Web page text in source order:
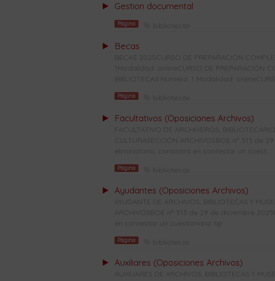
Gestion documental
Página bibliotecas
Becas
BECAS 2025CURSO DE PREPARACIÓN
1Modalidad: onlineCURSO DE PREPARACIÓN
BIBLIOTECAS:Número: 1 Modalidad:
Página bibliotecas
Facultativos (Oposiciones Archivos)
FACULTATIVO DE ARCHIVEROS,
CULTURASECCIÓN ARCHIVOSBOE nº 313
eliminatorio, consistirá en contestar un cuest...
Página bibliotecas
Ayudantes (Oposiciones Archivos)
AYUDANTE DE ARCHIVOS, BIBLIOTECAS Y
ARCHIVOSBOE nº 313 de 29 de diciembre
en contestar un cuestionario tip...
Página bibliotecas
Auxiliares (Oposiciones Archivos)
AUXILIARES DE ARCHIVOS, BIBLIOTECAS Y